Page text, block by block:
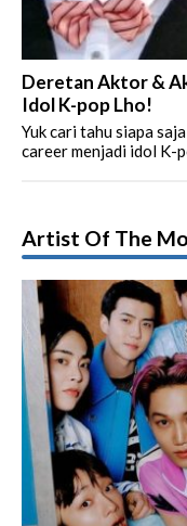
Deretan Aktor &
Idol K-pop Lho!
Yuk cari tahu siapa
career menjadi idol K-
Artist Of The